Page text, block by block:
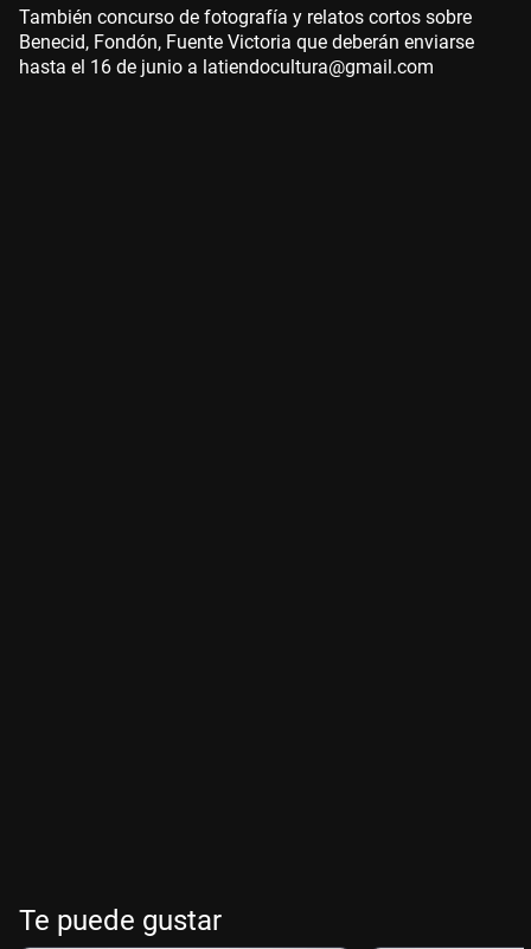
También concurso de fotografía y relatos cortos sobre
Benecid, Fondón, Fuente Victoria que deberán enviarse
hasta el 16 de junio a latiendocultura@gmail.com
Te puede gustar